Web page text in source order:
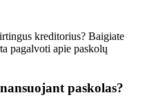
kreditorius? Baigiate
pagalvoti apie paskolų
paskolas?